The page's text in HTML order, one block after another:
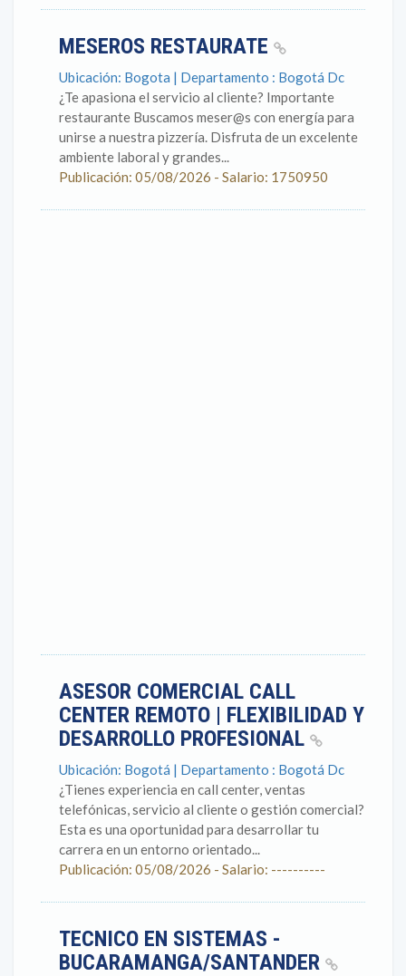
MESEROS RESTAURATE
Ubicación: Bogota | Departamento : Bogotá Dc
¿Te apasiona el servicio al cliente? Importante
restaurante Buscamos meser@s con energía para
unirse a nuestra pizzería. Disfruta de un excelente
ambiente laboral y grandes...
Publicación: 05/08/2026 - Salario: 1750950
ASESOR COMERCIAL CALL
CENTER REMOTO | FLEXIBILIDAD Y
DESARROLLO PROFESIONAL
Ubicación: Bogotá | Departamento : Bogotá Dc
¿Tienes experiencia en call center, ventas
telefónicas, servicio al cliente o gestión comercial?
Esta es una oportunidad para desarrollar tu
carrera en un entorno orientado...
Publicación: 05/08/2026 - Salario: ----------
TECNICO EN SISTEMAS -
BUCARAMANGA/SANTANDER